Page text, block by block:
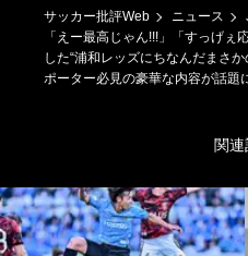
サッカー批評Web ニュース
「えー最高じゃん!!!」「すっげ
した“浦和レッズにちなんだまさ
ポーター必見の豪華な内容が話題
関